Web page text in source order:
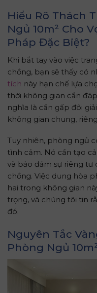
Hiểu Rõ Thách
Ngủ 10m² Cho
Pháp Đặc Biệt?
Khi bắt tay vào việc
chồng, bạn sẽ thấy có
tích này hạn chế lựa
thời không gian cần
nghĩa là cần gấp đôi
không gian chung,
Tuy nhiên, phòng ngủ
tình cảm. Nó cần tạo
và bảo đảm sự riêng tư
chồng. Việc dung hòa
hai trong không gian
trọng, và chúng tôi tin
đó.
Nguyên Tắc
Phòng Ngủ